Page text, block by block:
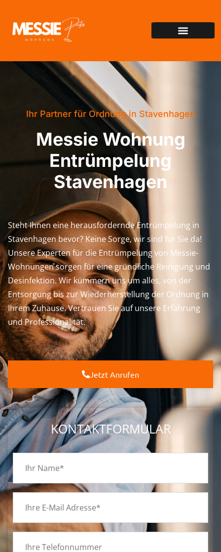
Ihr Partner für Ordnung in Stavenhagen
Messie Wohnung
Entrümpelung
Stavenhagen
Steht Ihnen eine herausfordernde Entrümpelung in
Stavenhagen bevor? Keine Sorge, wir sind für Sie da!
Unsere Experten für die Entrümpelung von Messie-
Wohnungen sorgen für eine gründliche Reinigung und
Desinfektion. Wir kümmern uns um alles, von der
Entsorgung bis zur Wiederherstellung der Ordnung in
Ihrem Zuhause. Vertrauen Sie auf unsere Erfahrung
und Professionalität.
Jetzt Anrufen
KONTAKTFORMULAR